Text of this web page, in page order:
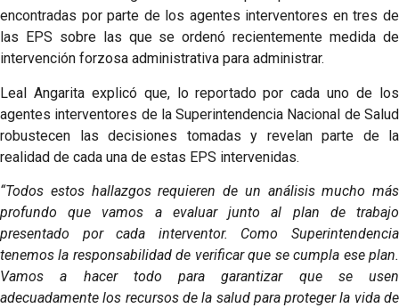
encontradas por parte de los agentes interventores en tres de
las EPS sobre las que se ordenó recientemente medida de
intervención forzosa administrativa para administrar.
Leal Angarita explicó que, lo reportado por cada uno de los
agentes interventores de la Superintendencia Nacional de Salud
robustecen las decisiones tomadas y revelan parte de la
realidad de cada una de estas EPS intervenidas.
“Todos estos hallazgos requieren de un análisis mucho más
profundo que vamos a evaluar junto al plan de trabajo
presentado por cada interventor. Como Superintendencia
tenemos la responsabilidad de verificar que se cumpla ese plan.
Vamos a hacer todo para garantizar que se usen
adecuadamente los recursos de la salud para proteger la vida de